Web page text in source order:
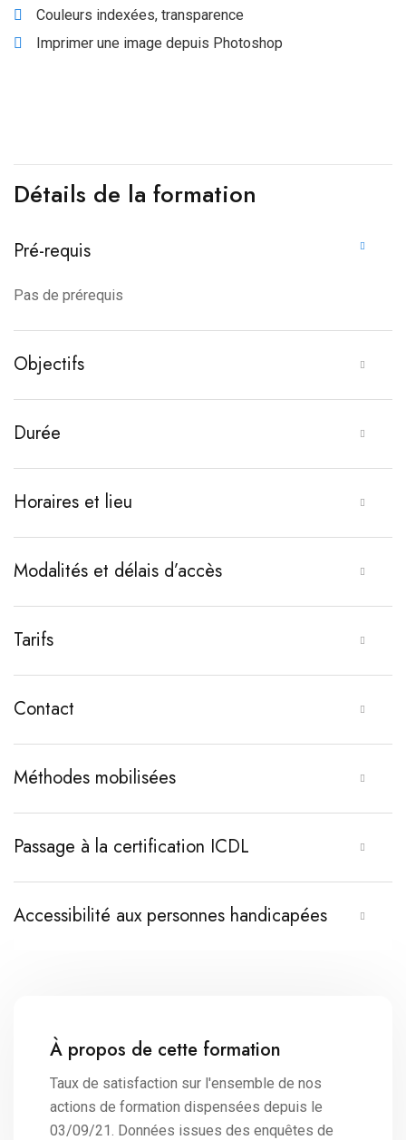
Couleurs indexées, transparence
Imprimer une image depuis Photoshop
Détails de la formation
Pré-requis
Pas de prérequis
Objectifs
Durée
Horaires et lieu
Modalités et délais d’accès
Tarifs
Contact
Méthodes mobilisées
Passage à la certification ICDL
Accessibilité aux personnes handicapées
À propos de cette formation
Taux de satisfaction sur l'ensemble de nos
actions de formation dispensées depuis le
03/09/21. Données issues des enquêtes de